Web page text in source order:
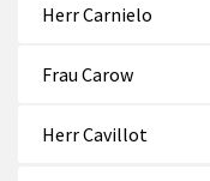
Herr Carnielo
Frau Carow
Herr Cavillot